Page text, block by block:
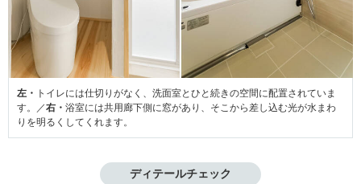
左・ トイレには仕切りがなく、洗面室とひと続きの空間に配置されていま
す。／右・ 浴室には共用廊下側に窓があり、そこから差し込む光が水まわ
りを明るくしてくれます。
ディテールチェック